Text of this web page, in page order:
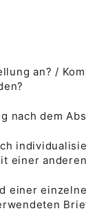
an? /
nach dem
einer
einer